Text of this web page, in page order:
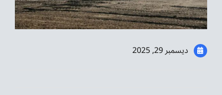
من نحن
ديسمبر 29, 2025